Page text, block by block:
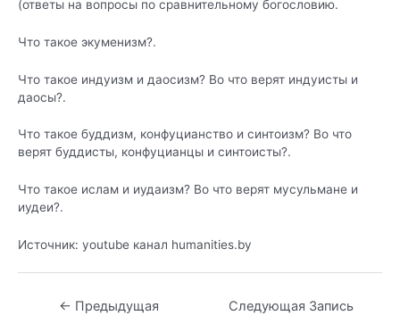
(ответы на вопросы по сравнительному богословию.
Что такое экуменизм?.
Что такое индуизм и даосизм? Во что верят индуисты и
даосы?.
Что такое буддизм, конфуцианство и синтоизм? Во что
верят буддисты, конфуцианцы и синтоисты?.
Что такое ислам и иудаизм? Во что верят мусульмане и
иудеи?.
Источник: yоutube канал humanities.by
Навигация
← Предыдущая
Следующая Запись